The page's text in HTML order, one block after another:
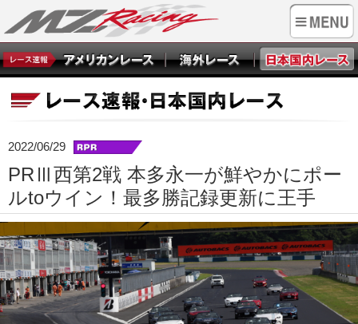
2022/06/29
PRⅢ西第2戦 本多永一が鮮やかにポー
ルtoウイン！最多勝記録更新に王手